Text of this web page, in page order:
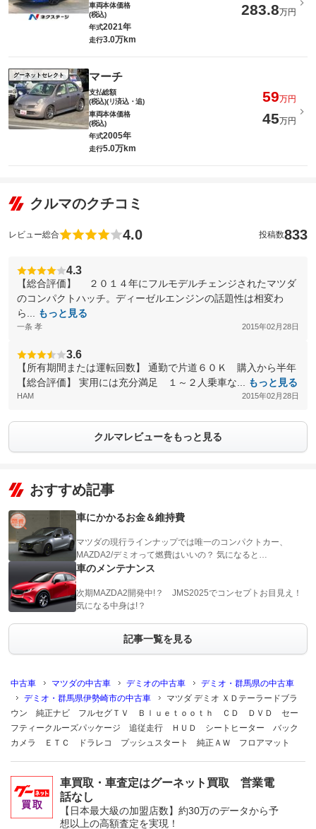
車両本体価格
(税込)
283.8万円
年式2021年
走行3.0万km
グーネットセレクト マーチ
支払総額
(税込)(リ済込・追)
59万円
車両本体価格
(税込)
45万円
年式2005年
走行5.0万km
クルマのクチコミ
レビュー総合 4.0 投稿数833
4.3
【総合評価】 ２０１４年にフルモデルチェンジされたマツダ
のコンパクトハッチ。ディーゼルエンジンの話題性は相変わ
ら...
もっと見る
一条 孝 2015年02月28日
3.6
【所有期間または運転回数】 通勤で片道６０Ｋ 購入から半年
【総合評価】 実用には充分満足 １～２人乗車な...
もっと見る
HAM 2015年02月28日
クルマレビューをもっと見る
おすすめ記事
車にかかるお金＆維持費
マツダの現行ラインナップでは唯一のコンパクトカー、
MAZDA2/デミオって燃費はいいの？ 気になると…
車のメンテナンス
次期MAZDA2開発中!？ JMS2025でコンセプトお目見え！
気になる中身は!？
記事一覧を見る
中古車 マツダの中古車 デミオの中古車
デミオ・群馬県の中古車
デミオ・群馬県伊勢崎市の中古車
マツダ デミオ ＸＤテーラードブラ
ウン 純正ナビ フルセグＴＶ Ｂｌｕｅｔｏｏｔｈ ＣＤ ＤＶＤ セー
フティークルーズパッケージ 追従走行 ＨＵＤ シートヒーター バック
カメラ ＥＴＣ ドラレコ プッシュスタート 純正ＡＷ フロアマット
車買取・車査定はグーネット買取 営業電
話なし
【日本最大級の加盟店数】約30万のデータから予
想以上の高額査定を実現！